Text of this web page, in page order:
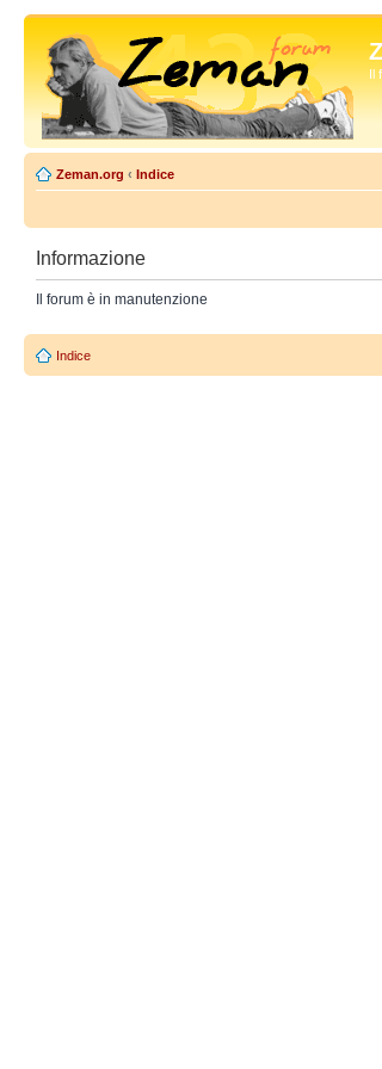
Il
Zeman.org ‹ Indice
Informazione
Il forum è in manutenzione
Indice